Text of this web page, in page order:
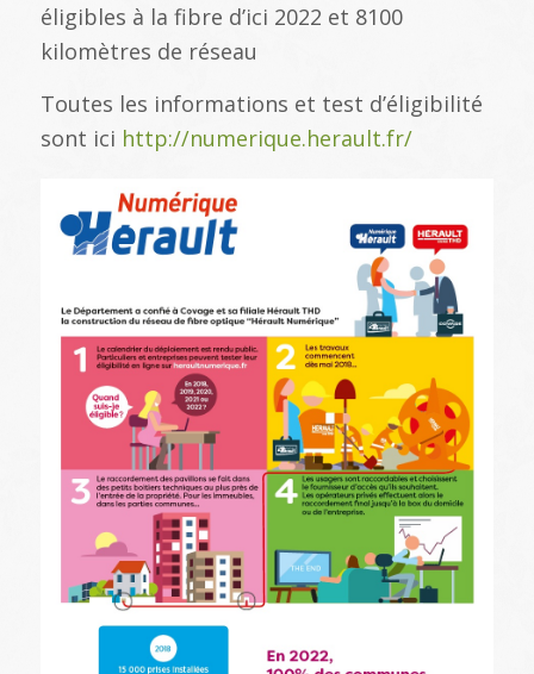
éligibles à la fibre d’ici 2022 et 8100
kilomètres de réseau
Toutes les informations et test d’éligibilité
sont ici http://numerique.herault.fr/